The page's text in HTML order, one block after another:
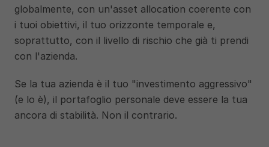
globalmente, con un'asset allocation coerente con
i tuoi obiettivi, il tuo orizzonte temporale e,
soprattutto, con il livello di rischio che già ti prendi
con l'azienda.
Se la tua azienda è il tuo "investimento aggressivo"
(e lo è), il portafoglio personale deve essere la tua
ancora di stabilità. Non il contrario.